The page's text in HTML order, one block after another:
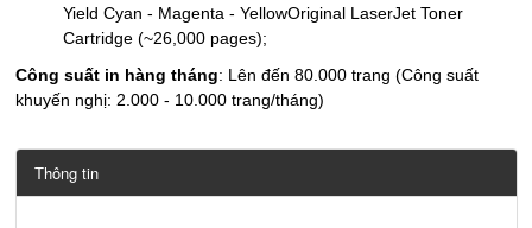
Yield Cyan - Magenta - YellowOriginal LaserJet Toner
Cartridge (~26,000 pages);
Công suất in hàng tháng: Lên đến 80.000 trang (Công suất
khuyến nghị: 2.000 - 10.000 trang/tháng)
Thông tin